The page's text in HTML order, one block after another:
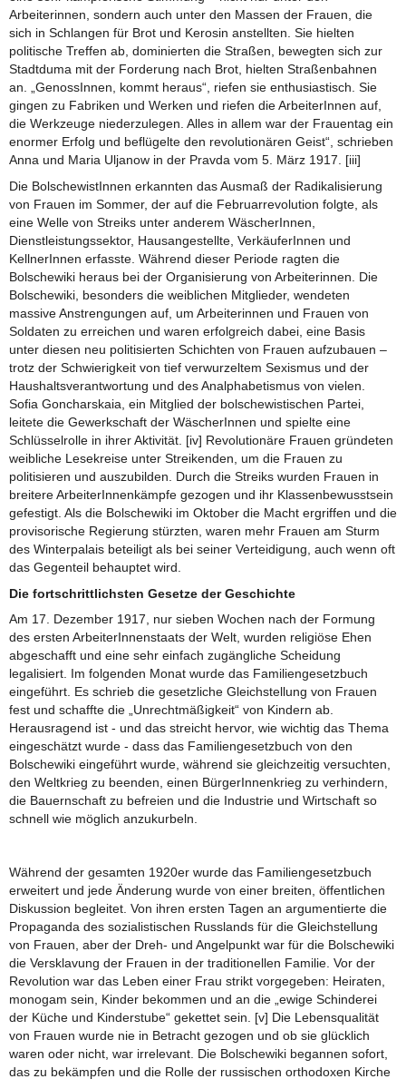
Arbeiterinnen, sondern auch unter den Massen der Frauen, die
sich in Schlangen für Brot und Kerosin anstellten. Sie hielten
politische Treffen ab, dominierten die Straßen, bewegten sich zur
Stadtduma mit der Forderung nach Brot, hielten Straßenbahnen
an. „GenossInnen, kommt heraus“, riefen sie enthusiastisch. Sie
gingen zu Fabriken und Werken und riefen die ArbeiterInnen auf,
die Werkzeuge niederzulegen. Alles in allem war der Frauentag ein
enormer Erfolg und beflügelte den revolutionären Geist“, schrieben
Anna und Maria Uljanow in der Pravda vom 5. März 1917. [iii]
Die BolschewistInnen erkannten das Ausmaß der Radikalisierung
von Frauen im Sommer, der auf die Februarrevolution folgte, als
eine Welle von Streiks unter anderem WäscherInnen,
Dienstleistungssektor, Hausangestellte, VerkäuferInnen und
KellnerInnen erfasste. Während dieser Periode ragten die
Bolschewiki heraus bei der Organisierung von Arbeiterinnen. Die
Bolschewiki, besonders die weiblichen Mitglieder, wendeten
massive Anstrengungen auf, um Arbeiterinnen und Frauen von
Soldaten zu erreichen und waren erfolgreich dabei, eine Basis
unter diesen neu politisierten Schichten von Frauen aufzubauen –
trotz der Schwierigkeit von tief verwurzeltem Sexismus und der
Haushaltsverantwortung und des Analphabetismus von vielen.
Sofia Goncharskaia, ein Mitglied der bolschewistischen Partei,
leitete die Gewerkschaft der WäscherInnen und spielte eine
Schlüsselrolle in ihrer Aktivität. [iv] Revolutionäre Frauen gründeten
weibliche Lesekreise unter Streikenden, um die Frauen zu
politisieren und auszubilden. Durch die Streiks wurden Frauen in
breitere ArbeiterInnenkämpfe gezogen und ihr Klassenbewusstsein
gefestigt. Als die Bolschewiki im Oktober die Macht ergriffen und die
provisorische Regierung stürzten, waren mehr Frauen am Sturm
des Winterpalais beteiligt als bei seiner Verteidigung, auch wenn oft
das Gegenteil behauptet wird.
Die fortschrittlichsten Gesetze der Geschichte
Am 17. Dezember 1917, nur sieben Wochen nach der Formung
des ersten ArbeiterInnenstaats der Welt, wurden religiöse Ehen
abgeschafft und eine sehr einfach zugängliche Scheidung
legalisiert. Im folgenden Monat wurde das Familiengesetzbuch
eingeführt. Es schrieb die gesetzliche Gleichstellung von Frauen
fest und schaffte die „Unrechtmäßigkeit“ von Kindern ab.
Herausragend ist - und das streicht hervor, wie wichtig das Thema
eingeschätzt wurde - dass das Familiengesetzbuch von den
Bolschewiki eingeführt wurde, während sie gleichzeitig versuchten,
den Weltkrieg zu beenden, einen BürgerInnenkrieg zu verhindern,
die Bauernschaft zu befreien und die Industrie und Wirtschaft so
schnell wie möglich anzukurbeln.
Während der gesamten 1920er wurde das Familiengesetzbuch
erweitert und jede Änderung wurde von einer breiten, öffentlichen
Diskussion begleitet. Von ihren ersten Tagen an argumentierte die
Propaganda des sozialistischen Russlands für die Gleichstellung
von Frauen, aber der Dreh- und Angelpunkt war für die Bolschewiki
die Versklavung der Frauen in der traditionellen Familie. Vor der
Revolution war das Leben einer Frau strikt vorgegeben: Heiraten,
monogam sein, Kinder bekommen und an die „ewige Schinderei
der Küche und Kinderstube“ gekettet sein. [v] Die Lebensqualität
von Frauen wurde nie in Betracht gezogen und ob sie glücklich
waren oder nicht, war irrelevant. Die Bolschewiki begannen sofort,
das zu bekämpfen und die Rolle der russischen orthodoxen Kirche